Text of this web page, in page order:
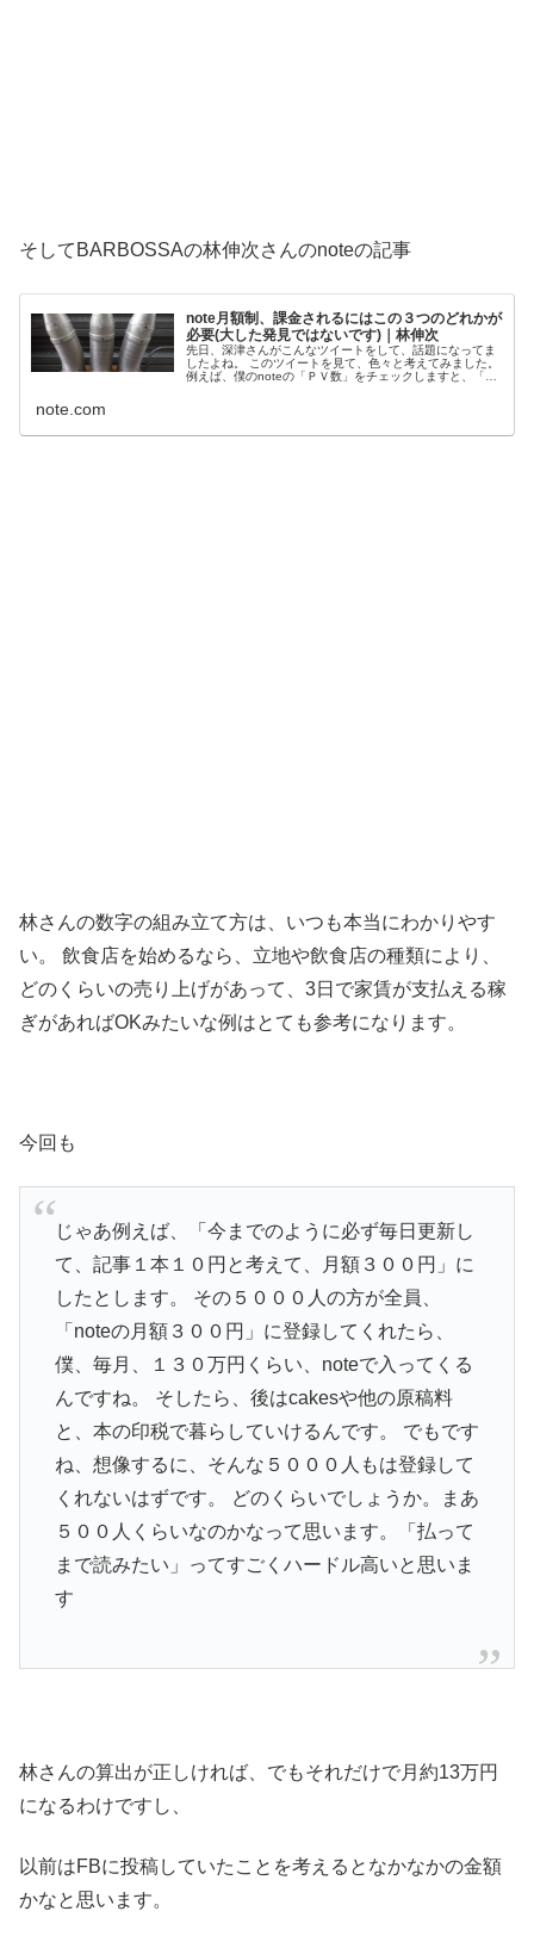
そしてBARBOSSAの林伸次さんのnoteの記事
note月額制、課金されるにはこの３つのどれかが
必要(大した発見ではないです)｜林伸次
先日、深津さんがこんなツイートをして、話題になってま
したよね。 このツイートを見て、色々と考えてみました。
例えば、僕のnoteの「ＰＶ数」をチェックしますと、「小
note.com
林さんの数字の組み立て方は、いつも本当にわかりやす
い。 飲食店を始めるなら、立地や飲食店の種類により、
どのくらいの売り上げがあって、3日で家賃が支払える稼
ぎがあればOKみたいな例はとても参考になります。
今回も
じゃあ例えば、「今までのように必ず毎日更新し
て、記事１本１０円と考えて、月額３００円」に
したとします。 その５０００人の方が全員、
「noteの月額３００円」に登録してくれたら、
僕、毎月、１３０万円くらい、noteで入ってくる
んですね。 そしたら、後はcakesや他の原稿料
と、本の印税で暮らしていけるんです。 でもです
ね、想像するに、そんな５０００人もは登録して
くれないはずです。 どのくらいでしょうか。まあ
５００人くらいなのかなって思います。「払って
まで読みたい」ってすごくハードル高いと思いま
す
林さんの算出が正しければ、でもそれだけで月約13万円
になるわけですし、
以前はFBに投稿していたことを考えるとなかなかの金額
かなと思います。